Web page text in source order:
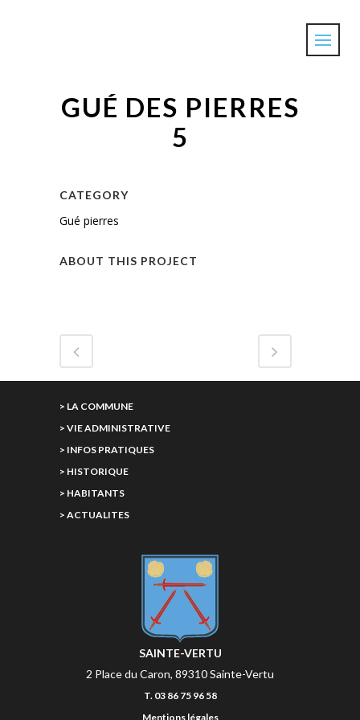
GUÉ DES PIERRES
5
CATEGORY
Gué pierres
ABOUT THIS PROJECT
> LA COMMUNE
> VIE ADMINISTRATIVE
> INFOS PRATIQUES
> HISTORIQUE
> HABITANTS
> ACTUALITES
SAINTE-VERTU
2 Place du Caron, 89310 Sainte-Vertu
T. 03 86 75 96 58
Mentions légales